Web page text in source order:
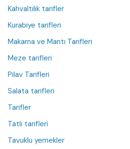
Kahvaltılık tarifler
Kurabiye tarifleri
Makarna ve Mantı Tarifleri
Meze tarifleri
Pilav Tarifleri
Salata tarifleri
Tarifler
Tatlı tarifleri
Tavuklu yemekler